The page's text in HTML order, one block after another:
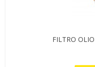
FILTRO